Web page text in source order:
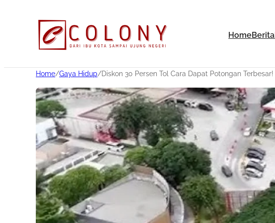
HomeBerita
Home/Gaya Hidup/Diskon 30 Persen Tol Cara Dapat Potongan Terbesar!